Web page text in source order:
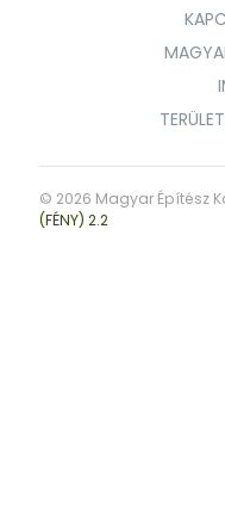
© 2026 Magyar Építész
(FÉNY) 2.2